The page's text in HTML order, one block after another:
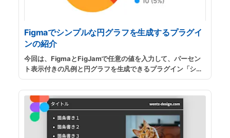
Figmaでシンプルな円グラフを生成するプラグイ
ンの紹介
今回は、FigmaとFigJamで任意の値を入力して、パーセン
ト表示付きの凡例と円グラフを生成できるプラグイン「シン
プルな円グラフの生成」の紹介です。スライド資料用のグラ
フや、ウェブサイトに掲載する簡単な円グラフが手っ取り早
く欲しい時などに便利です。...続きを読む